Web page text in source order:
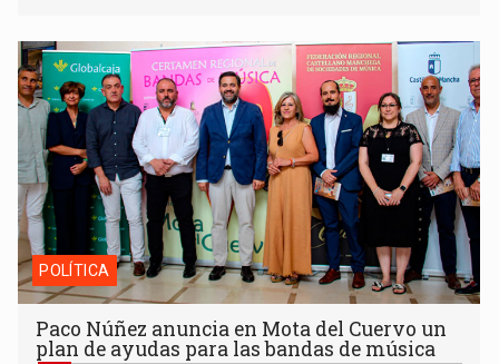
Paco Núñez anuncia en Mota del Cuervo un plan de ayudas
para las bandas de música
POLÍTICA
Paco Núñez anuncia en Mota del Cuervo un
plan de ayudas para las bandas de música